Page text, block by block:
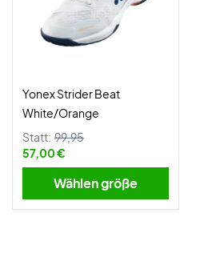
Yonex Strider Beat
White/Orange
Statt: 99,95
57,00 €
Wählen größe